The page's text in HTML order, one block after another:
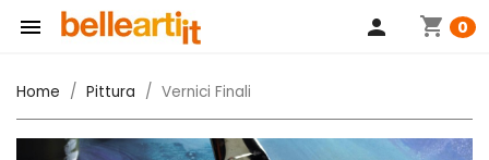
 shopping_cart 0
person
Home Pittura Vernici Finali